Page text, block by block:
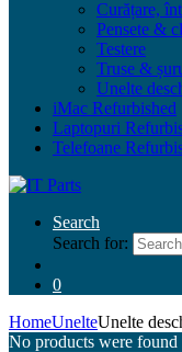
Curățare,
Pensete &
Testere
Truse &
Unelte
iMac Refurbished
Laptopuri
Telefoane
Search
Search for:
0
HomeUnelteUnelte
No products were